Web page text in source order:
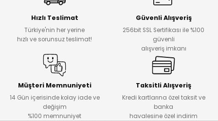
Hızlı Teslimat
Türkiye'nin her yerine
hızlı ve sorunsuz teslimat!
Güvenli Alışveriş
256bit SSL Sertifikası ile %100
güvenli
alışveriş imkanı
Müşteri Memnuniyeti
14 Gün içerisinde kolay iade ve
değişim
%100 memnuniyet
Taksitli Alışveriş
Kredi kartlarına özel taksit ve
banka
havalesine özel indirim